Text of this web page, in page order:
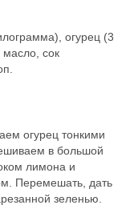
огурец (3
масло, сок
огурец тонкими
в большой
лимона и
Перемешать, дать
зеленью.